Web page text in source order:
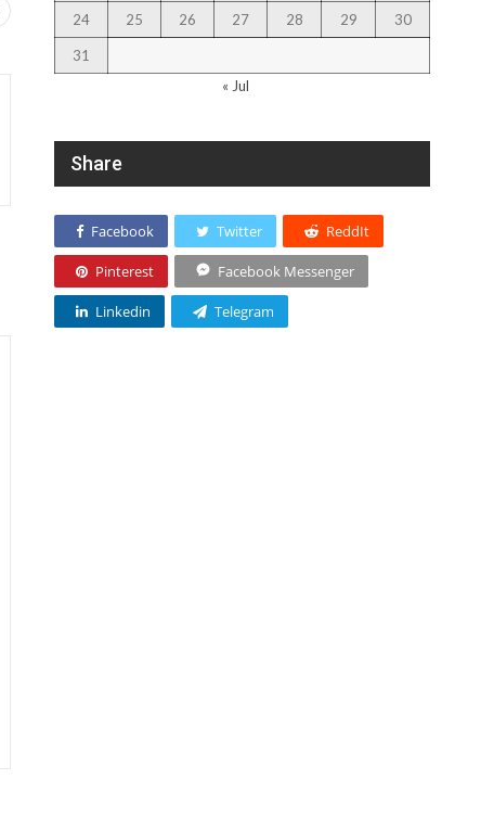
24 25 26 27 28 29 30
31
« Jul
Share
Facebook Twitter ReddIt
Pinterest Facebook Messenger
Linkedin Telegram